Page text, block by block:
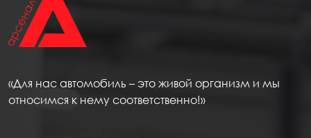
«Для нас автомобиль – это живой организм и мы
относимся к нему соответственно!»